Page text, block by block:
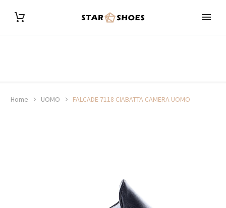
Home UOMO FALCADE 7118 CIABATTA CAMERA UOMO